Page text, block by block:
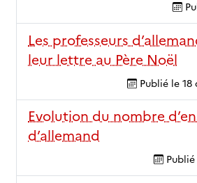
Les professeurs
leur lettre au Père Noël
Publié le 18
Evolution du nombre
d’allemand